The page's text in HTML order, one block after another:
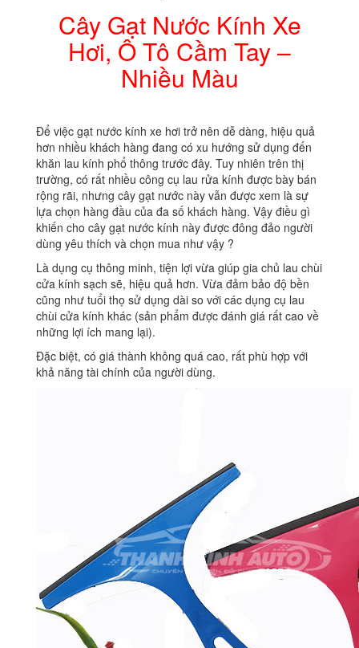
lượng
Cây Gạt Nước Kính Xe
Hơi, Ô Tô Cầm Tay –
Nhiều Màu
Để việc gạt nước kính xe hơi trở nên dễ dàng, hiệu quả
hơn nhiều khách hàng đang có xu hướng sử dụng đến
khăn lau kính phổ thông trước đây. Tuy nhiên trên thị
trường, có rất nhiều công cụ lau rửa kính được bày bán
rộng rãi, nhưng cây gạt nước này vẫn được xem là sự
lựa chọn hàng đầu của đa số khách hàng. Vậy điều gì
khiến cho cây gạt nước kính này được đông đảo người
dùng yêu thích và chọn mua như vậy ?
Là dụng cụ thông minh, tiện lợi vừa giúp gia chủ lau chùi
cửa kính sạch sẽ, hiệu quả hơn. Vừa đảm bảo độ bền
cũng như tuổi thọ sử dụng dài so với các dụng cụ lau
chùi cửa kính khác (sản phẩm được đánh giá rất cao về
những lợi ích mang lại).
Đặc biệt, có giá thành không quá cao, rất phù hợp với
khả năng tài chính của người dùng.